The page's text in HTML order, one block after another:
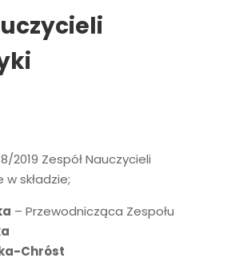
2019 Zespół Nauczycieli
składzie;
– Przewodnicząca Zespołu
Chróst